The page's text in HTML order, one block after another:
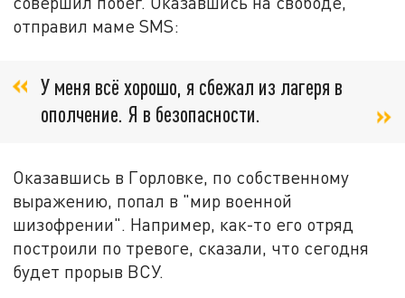
отправил маме SMS:
У меня всё хорошо, я сбежал из лагеря в
ополчение. Я в безопасности.
Оказавшись в Горловке, по собственному
выражению, попал в "мир военной
шизофрении". Например, как-то его отряд
построили по тревоге, сказали, что сегодня
будет прорыв ВСУ.